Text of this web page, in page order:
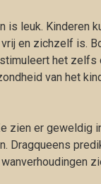
is leuk. Kinderen
en zichzelf is.
het
van het
zien er geweldig
Dragqueens